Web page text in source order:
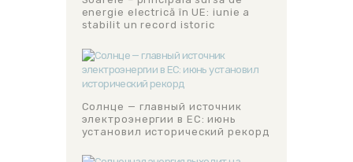
energie electrică în UE: iunie a
stabilit un record istoric
Солнце — главный источник
электроэнергии в ЕС: июнь
установил исторический рекорд